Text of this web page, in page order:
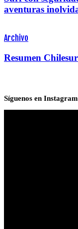
aventuras
Archivo
Resumen
Síguenos en Instagram